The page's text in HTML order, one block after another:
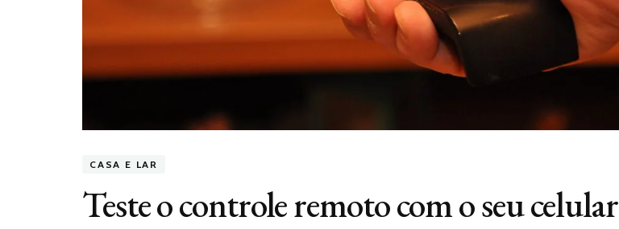
CASA E LAR
Teste o controle remoto com o seu celular